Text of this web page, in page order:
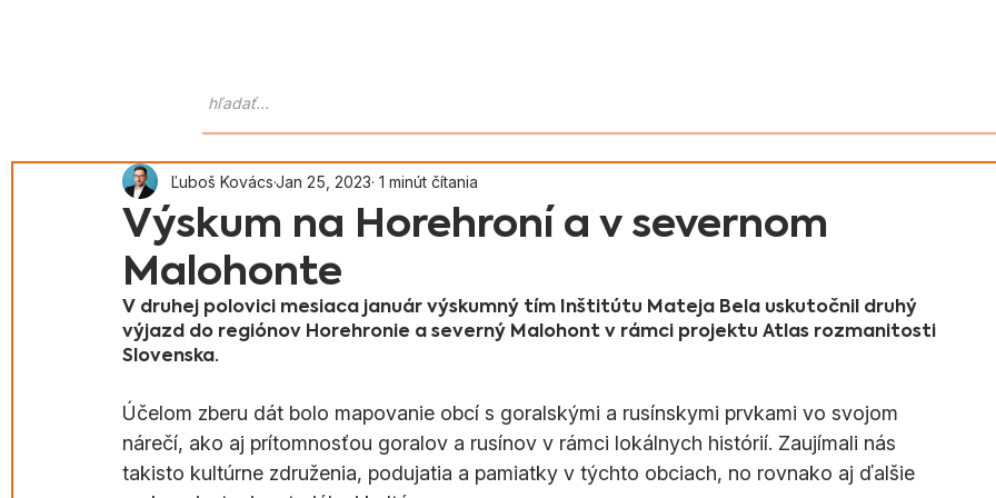
Výskum na Horehroní a v severnom
Malohonte
Ľuboš KovácsJan 25, 2023 1 minút čítania
V druhej polovici mesiaca január výskumný tím Inštitútu Mateja Bela uskutočnil druhý
výjazd do regiónov Horehronie a severný Malohont v rámci projektu Atlas rozmanitosti
Slovenska.
Účelom zberu dát bolo mapovanie obcí s goralskými a rusínskymi prvkami vo svojom
nárečí, ako aj prítomnosťou goralov a rusínov v rámci lokálnych histórií. Zaujímali nás
takisto kultúrne združenia, podujatia a pamiatky v týchto obciach, no rovnako aj ďalšie